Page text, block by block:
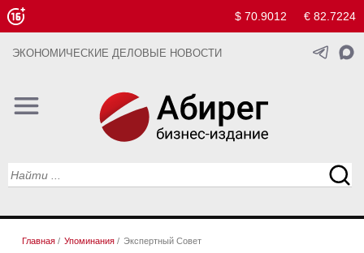
$ 70.9012 € 82.7224
ЭКОНОМИЧЕСКИЕ ДЕЛОВЫЕ НОВОСТИ
Главная / Упоминания / Экспертный Совет